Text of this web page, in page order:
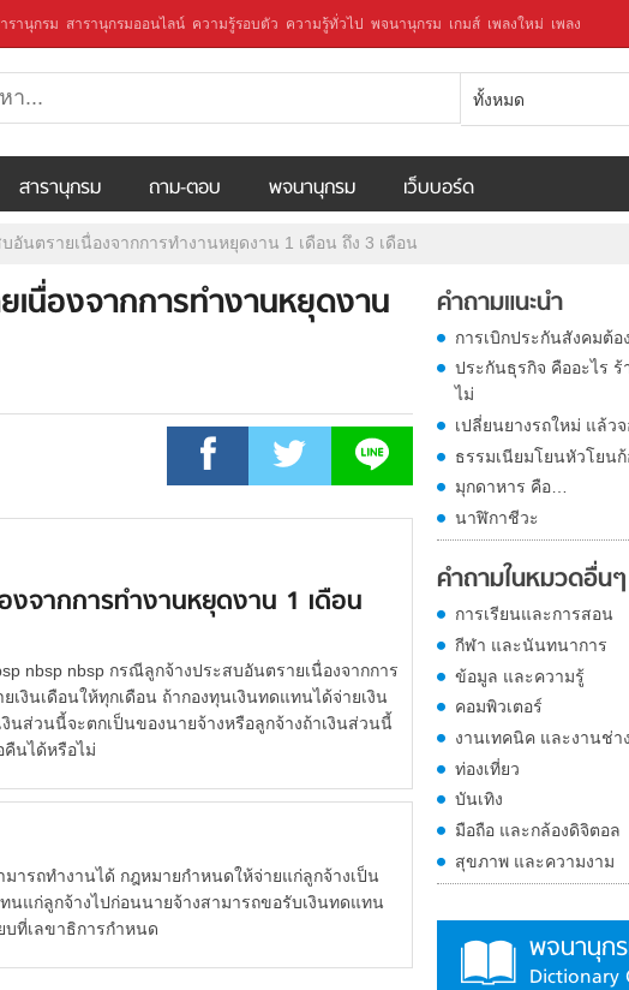
รานุกรม สารานุกรมออนไลน์ ความรู้รอบตัว ความรู้ทั่วไป พจนานุกรม เกมส์ เพลงใหม่ เพลง
ทั้งหมด
สารานุกรม ถาม-ตอบ พจนานุกรม เว็บบอร์ด
อันตรายเนื่องจากการทำงานหยุดงาน 1 เดือน ถึง 3 เดือน
นื่องจากการทำงานหยุดงาน
จากการทำงานหยุดงาน 1 เดือน
nbsp nbsp กรณีลูกจ้างประสบอันตรายเนื่องจากการ
เงินเดือนให้ทุกเดือน ถ้ากองทุนเงินทดแทนได้จ่ายเงิน
นส่วนนี้จะตกเป็นของนายจ้างหรือลูกจ้างถ้าเงินส่วนนี้
คืนได้หรือไม่
ำงานได้ กฎหมายกำหนดให้จ่ายแก่ลูกจ้างเป็น
นแก่ลูกจ้างไปก่อนนายจ้างสามารถขอรับเงินทดแทน
บที่เลขาธิการกำหนด
คำถามแนะนำ
การเบิกประกันสังคมต้
ประกันธุรกิจ คืออะไร
ไม่
เปลี่ยนยางรถใหม่ แล้ว
ธรรมเนียมโยนหัวโยนก้
มุกดาหาร คือ…
นาฬิกาชีวะ
คำถามในหมวดอื่นๆ
การเรียนและการสอน
กีฬา และนันทนาการ
ข้อมูล และความรู้
คอมพิวเตอร์
งานเทคนิค และงานช่าง
ท่องเที่ยว
บันเทิง
มือถือ และกล้องดิจิตอล
สุขภาพ และความงาม
พจนานุก
Dictionary